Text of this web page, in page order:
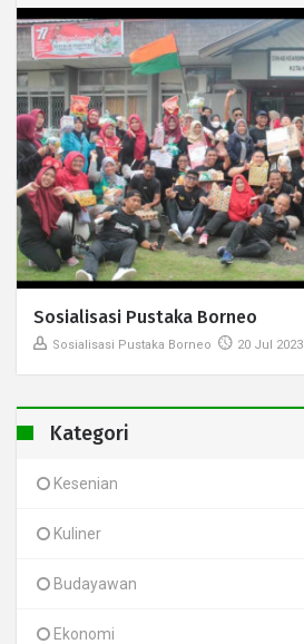
Sosialisasi Pustaka Borneo
Sosialisasi Pustaka Borneo 20 Jul 2023
Kategori
Kesenian
Kuliner
Budayawan
Ekonomi